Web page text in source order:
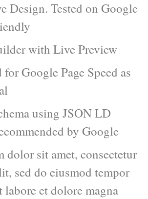
Design. Tested on Google
with Live Preview
Google Page Speed as
using JSON LD
by Google
dolor sit amet, consectetur
sed do eiusmod tempor
et dolore magna